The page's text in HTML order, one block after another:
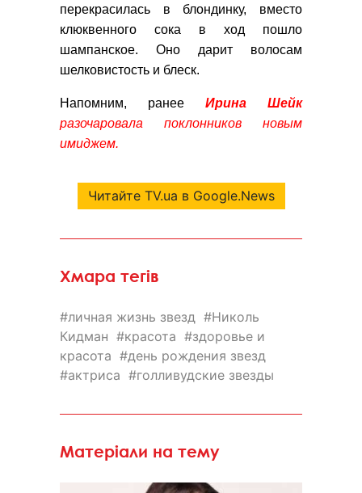
перекрасилась в блондинку, вместо
клюквенного сока в ход пошло
шампанское. Оно дарит волосам
шелковистость и блеск.
Напомним, ранее Ирина Шейк
разочаровала поклонников новым
имиджем.
Читайте TV.ua в Google.News
Хмара тегів
личная жизнь звезд
Николь
Кидман
красота
здоровье и
красота
день рождения звезд
актриса
голливудские звезды
Матеріали на тему